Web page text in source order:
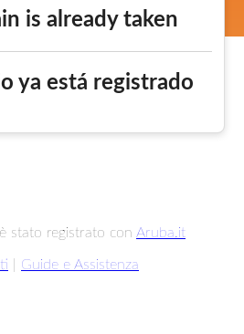
is already taken
ya está registrado
stato registrato con Aruba.it
Guide e Assistenza